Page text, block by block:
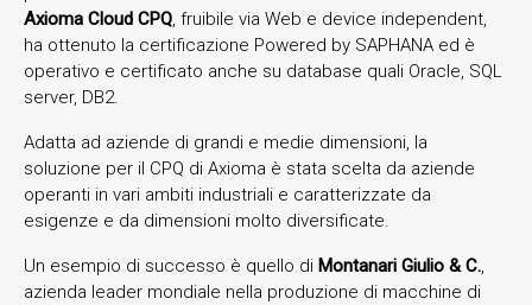
Axioma Cloud CPQ, fruibile via Web e device independent,
ha ottenuto la certificazione Powered by SAPHANA ed è
operativo e certificato anche su database quali Oracle, SQL
server, DB2.
Adatta ad aziende di grandi e medie dimensioni, la
soluzione per il CPQ di Axioma è stata scelta da aziende
operanti in vari ambiti industriali e caratterizzate da
esigenze e da dimensioni molto diversificate.
Un esempio di successo è quello di Montanari Giulio & C.,
azienda leader mondiale nella produzione di macchine di